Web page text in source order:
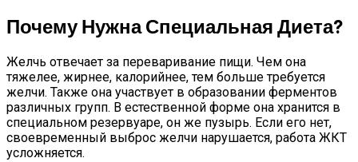
Почему Нужна Специальная Диета?
Желчь отвечает за переваривание пищи. Чем она
тяжелее, жирнее, калорийнее, тем больше требуется
желчи. Также она участвует в образовании ферментов
различных групп. В естественной форме она хранится в
специальном резервуаре, он же пузырь. Если его нет,
своевременный выброс желчи нарушается, работа ЖКТ
усложняется.